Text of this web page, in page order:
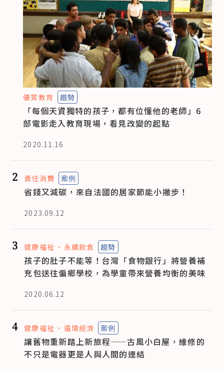
優質教育 趨勢
「每個天資獨特的孩子，都有位懂他的老師」6
部電影走入教育現場，看見改變的起點
2020.11.16
2 責任消費 案例
省錢又減碳，來自法國的居家節能小撇步！
2023.09.12
3 健康福祉 永續飲食 趨勢
孩子的肚子不能等！台灣「食物銀行」將營養補
充包送往偏鄉學校，為學童帶來營養均衡的美味
2020.06.12
4 健康福祉 循環經濟 案例
讓舊物重新踏上新旅程——古風小白屋，維修的
不只是電器更是人與人間的連結